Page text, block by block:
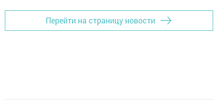
Перейти на страницу новости